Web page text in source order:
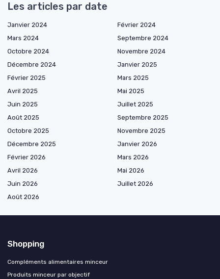
Les articles par date
Janvier 2024
Février 2024
Mars 2024
Septembre 2024
Octobre 2024
Novembre 2024
Décembre 2024
Janvier 2025
Février 2025
Mars 2025
Avril 2025
Mai 2025
Juin 2025
Juillet 2025
Août 2025
Septembre 2025
Octobre 2025
Novembre 2025
Décembre 2025
Janvier 2026
Février 2026
Mars 2026
Avril 2026
Mai 2026
Juin 2026
Juillet 2026
Août 2026
Shopping
Compléments alimentaires minceur
Produits minceur par objectif